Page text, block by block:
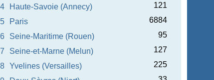
Haute-Savoie (Annecy)
121
Paris
6884
Seine-Maritime (Rouen)
95
Seine-et-Marne (Melun)
127
Yvelines (Versailles)
225